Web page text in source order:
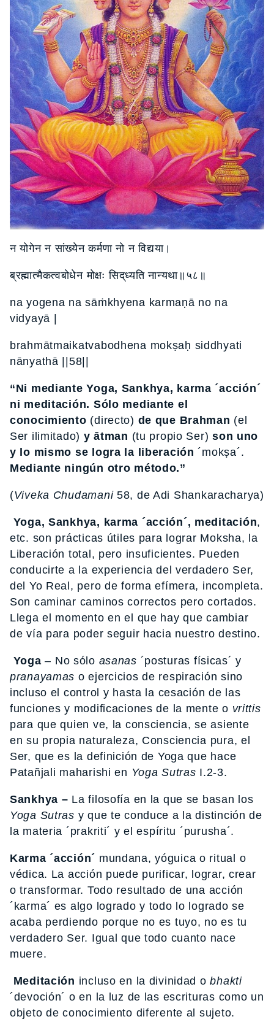
न योगेन न सांख्येन कर्मणा नो न विद्यया।
ब्रह्मात्मैकत्वबोधेन मोक्षः सिद्‌ध्यति नान्यथा॥५८॥
na yogena na sāṁkhyena karmaṇā no na
vidyayā |
brahmātmaikatvabodhena mokṣaḥ siddhyati
nānyathā ||58||
“Ni mediante Yoga, Sankhya, karma ´acción´
ni meditación. Sólo mediante el
conocimiento (directo) de que Brahman (el
Ser ilimitado) y ātman (tu propio Ser) son uno
y lo mismo se logra la liberación´mokṣa´.
Mediante ningún otro método.”
(Viveka Chudamani58, de Adi Shankaracharya)
Yoga, Sankhya, karma ´acción´, meditación,
etc. son prácticas útiles para lograr Moksha, la
Liberación total, pero insuficientes. Pueden
conducirte a la experiencia del verdadero Ser,
del Yo Real, pero de forma efímera, incompleta.
Son caminar caminos correctos pero cortados.
Llega el momento en el que hay que cambiar
de vía para poder seguir hacia nuestro destino.
Yoga – No sólo asanas ´posturas físicas´ y
pranayamas o ejercicios de respiración sino
incluso el control y hasta la cesación de las
funciones y modificaciones de la mente o vrittis
para que quien ve, la consciencia, se asiente
en su propia naturaleza, Consciencia pura, el
Ser, que es la definición de Yoga que hace
Patañjali maharishi en Yoga Sutras I.2-3.
Sankhya – La filosofía en la que se basan los
Yoga Sutras y que te conduce a la distinción de
la materia ´prakriti´ y el espíritu ´purusha´.
Karma ´acción´ mundana, yóguica o ritual o
védica. La acción puede purificar, lograr, crear
o transformar. Todo resultado de una acción
´karma´ es algo logrado y todo lo logrado se
acaba perdiendo porque no es tuyo, no es tu
verdadero Ser. Igual que todo cuanto nace
muere.
Meditación incluso en la divinidad obhakti
´devoción´ o en la luz de las escrituras como un
objeto de conocimiento diferente al sujeto.